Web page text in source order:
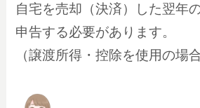
自宅を売却（決済）した翌年
申告する必要があります。
（譲渡所得・控除を使用の場